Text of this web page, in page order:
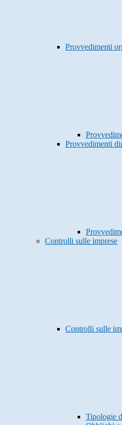
Provvedimenti
Provvedimenti
Controlli sulle imprese
Controlli sulle
Tipologie